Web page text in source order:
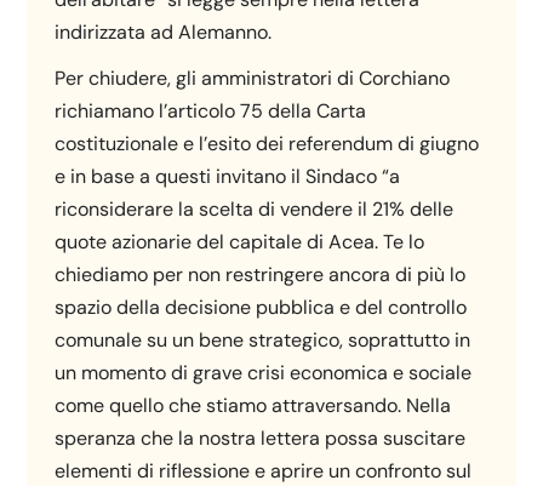
indirizzata ad Alemanno.
Per chiudere, gli amministratori di Corchiano
richiamano l’articolo 75 della Carta
costituzionale e l’esito dei referendum di giugno
e in base a questi invitano il Sindaco “a
riconsiderare la scelta di vendere il 21% delle
quote azionarie del capitale di Acea. Te lo
chiediamo per non restringere ancora di più lo
spazio della decisione pubblica e del controllo
comunale su un bene strategico, soprattutto in
un momento di grave crisi economica e sociale
come quello che stiamo attraversando. Nella
speranza che la nostra lettera possa suscitare
elementi di riflessione e aprire un confronto sul